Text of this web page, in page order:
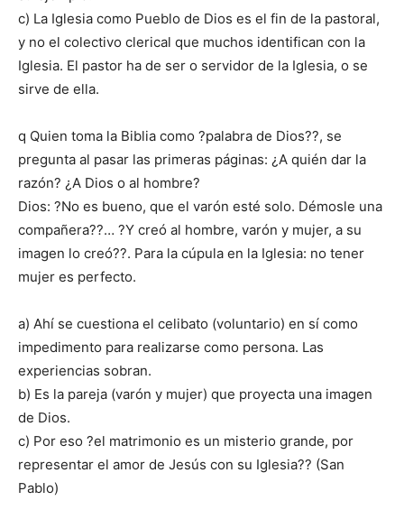
c) La Iglesia como Pueblo de Dios es el fin de la pastoral,
y no el colectivo clerical que muchos identifican con la
Iglesia. El pastor ha de ser o servidor de la Iglesia, o se
sirve de ella.
q Quien toma la Biblia como ?palabra de Dios??, se
pregunta al pasar las primeras páginas: ¿A quién dar la
razón? ¿A Dios o al hombre?
Dios: ?No es bueno, que el varón esté solo. Démosle una
compañera??… ?Y creó al hombre, varón y mujer, a su
imagen lo creó??. Para la cúpula en la Iglesia: no tener
mujer es perfecto.
a) Ahí se cuestiona el celibato (voluntario) en sí como
impedimento para realizarse como persona. Las
experiencias sobran.
b) Es la pareja (varón y mujer) que proyecta una imagen
de Dios.
c) Por eso ?el matrimonio es un misterio grande, por
representar el amor de Jesús con su Iglesia?? (San
Pablo)